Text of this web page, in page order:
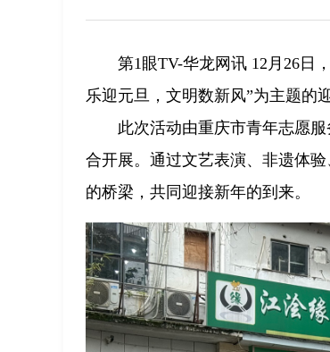
第1眼TV-华龙网讯 12月26日
乐迎元旦，文明数新风”为主题的
此次活动由重庆市青年志愿
合开展。通过文艺表演、非遗体
的桥梁，共同迎接新年的到来。